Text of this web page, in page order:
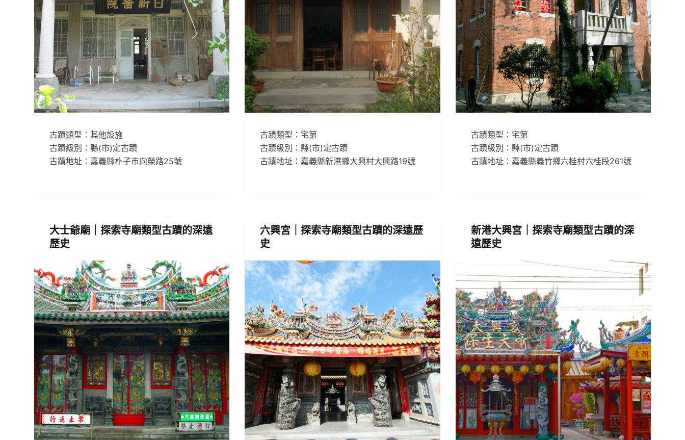
古蹟類型：其他設施
古蹟級別：縣(市)定古蹟
古蹟地址：嘉義縣朴子市向榮路25號
古蹟類型：宅第
古蹟級別：縣(市)定古蹟
古蹟地址：嘉義縣新港鄉大興村大興路19號
古蹟類型：宅第
古蹟級別：縣(市)定古蹟
古蹟地址：嘉義縣義竹鄉六桂村六桂段261號
大士爺廟｜探索寺廟類型古蹟的深遠
歷史
六興宮｜探索寺廟類型古蹟的深遠歷
史
新港大興宮｜探索寺廟類型古蹟的深
遠歷史